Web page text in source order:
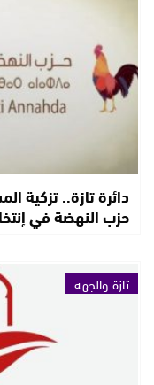
دائرة تازة.. تزكية
حزب النهضة في إنتخابات
تازة والجهة